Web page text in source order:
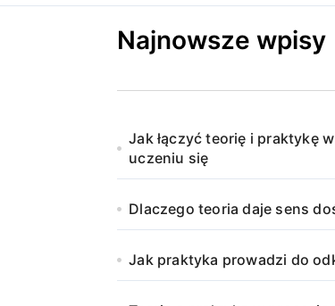
Najnowsze wpisy
Jak łączyć teorię i praktykę
uczeniu się
Dlaczego teoria daje sens
Jak praktyka prowadzi do